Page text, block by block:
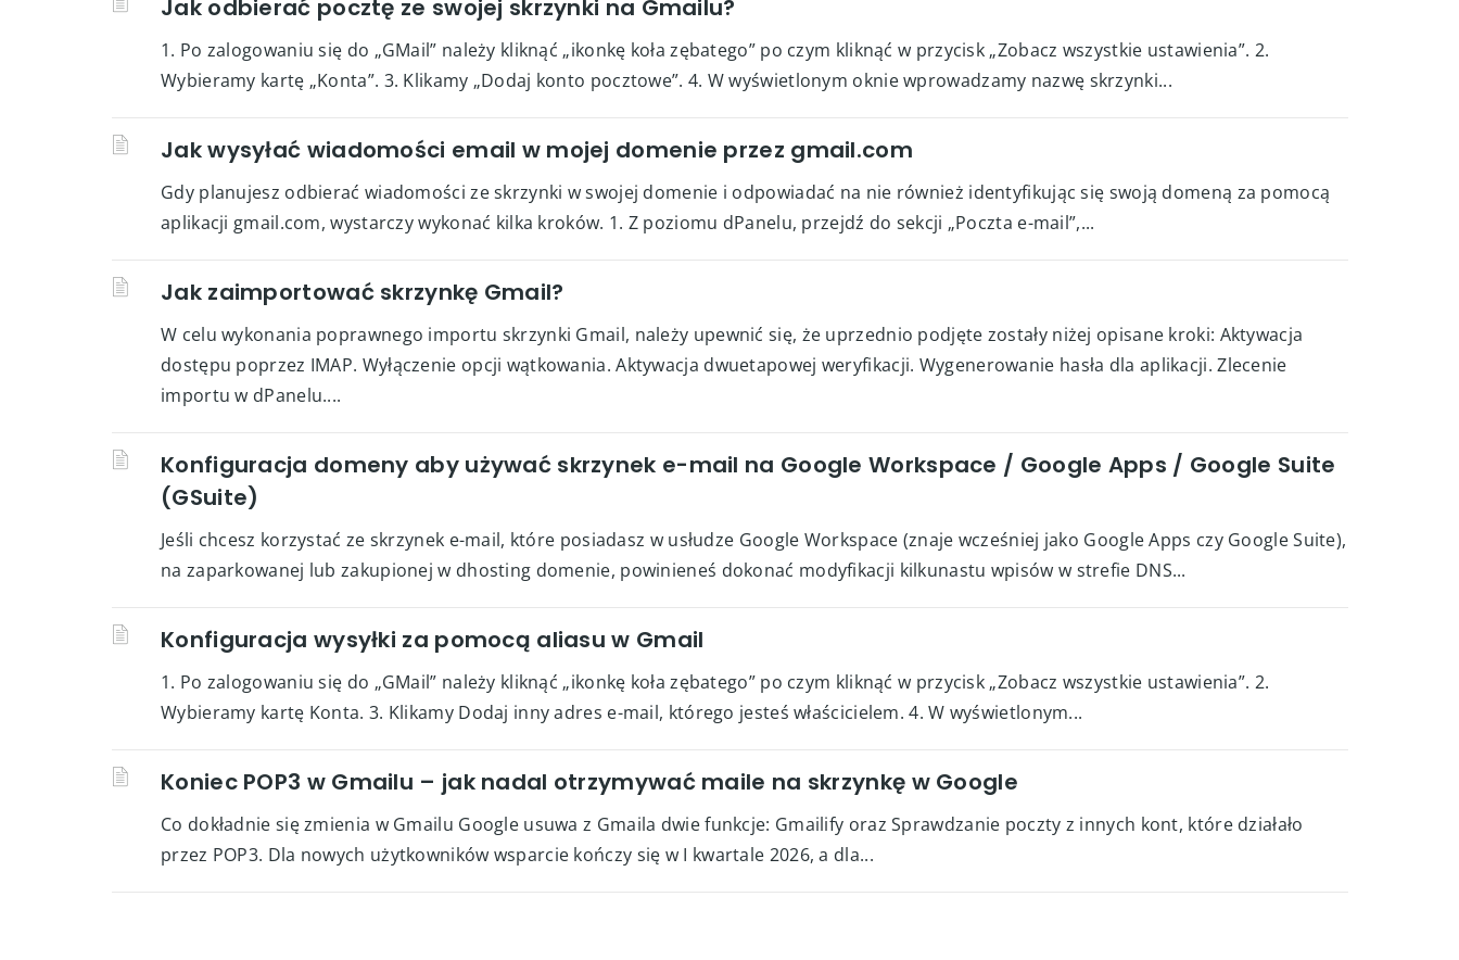
Jak odbierać pocztę ze swojej skrzynki na Gmailu?
1. Po zalogowaniu się do „GMail” należy kliknąć „ikonkę koła zębatego” po czym kliknąć w przycisk „Zobacz wszystkie ustawienia”. 2.
Wybieramy kartę „Konta”. 3. Klikamy „Dodaj konto pocztowe”. 4. W wyświetlonym oknie wprowadzamy nazwę skrzynki...
Jak wysyłać wiadomości email w mojej domenie przez gmail.com
Gdy planujesz odbierać wiadomości ze skrzynki w swojej domenie i odpowiadać na nie również identyfikując się swoją domeną za pomocą
aplikacji gmail.com, wystarczy wykonać kilka kroków. 1. Z poziomu dPanelu, przejdź do sekcji „Poczta e-mail”,...
Jak zaimportować skrzynkę Gmail?
W celu wykonania poprawnego importu skrzynki Gmail, należy upewnić się, że uprzednio podjęte zostały niżej opisane kroki: Aktywacja
dostępu poprzez IMAP. Wyłączenie opcji wątkowania. Aktywacja dwuetapowej weryfikacji. Wygenerowanie hasła dla aplikacji. Zlecenie
importu w dPanelu....
Konfiguracja domeny aby używać skrzynek e-mail na Google Workspace / Google Apps / Google Suite
(GSuite)
Jeśli chcesz korzystać ze skrzynek e-mail, które posiadasz w usłudze Google Workspace (znaje wcześniej jako Google Apps czy Google Suite),
na zaparkowanej lub zakupionej w dhosting domenie, powinieneś dokonać modyfikacji kilkunastu wpisów w strefie DNS...
Konfiguracja wysyłki za pomocą aliasu w Gmail
1. Po zalogowaniu się do „GMail” należy kliknąć „ikonkę koła zębatego” po czym kliknąć w przycisk „Zobacz wszystkie ustawienia”. 2.
Wybieramy kartę Konta. 3. Klikamy Dodaj inny adres e-mail, którego jesteś właścicielem. 4. W wyświetlonym...
Koniec POP3 w Gmailu – jak nadal otrzymywać maile na skrzynkę w Google
Co dokładnie się zmienia w Gmailu Google usuwa z Gmaila dwie funkcje: Gmailify oraz Sprawdzanie poczty z innych kont, które działało
przez POP3. Dla nowych użytkowników wsparcie kończy się w I kwartale 2026, a dla...